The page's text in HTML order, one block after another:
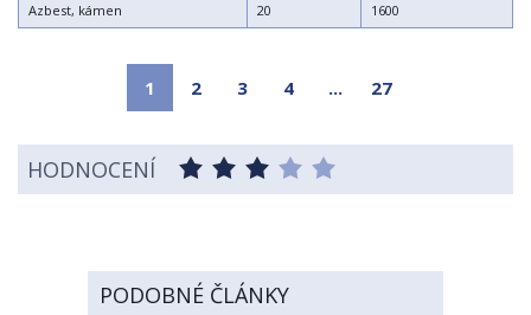
Azbest, kámen
20 1600
1 2 3 4 ... 27
HODNOCENÍ
PODOBNÉ ČLÁNKY